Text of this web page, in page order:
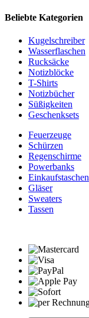
Beliebte Kategorien
Kugelschreiber
Wasserflaschen
Rucksäcke
Notizblöcke
T-Shirts
Notizbücher
Süßigkeiten
Geschenksets
Feuerzeuge
Schürzen
Regenschirme
Powerbanks
Einkaufstaschen
Gläser
Sweaters
Tassen